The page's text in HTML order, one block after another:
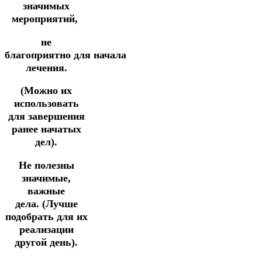
значимых
мероприятий,
не
благоприятно для начала
лечения.
(Можно их
использовать
для завершения
ранее начатых
дел).
Не полезны
значимые,
важные
дела. (Лучше
подобрать для их
реализации
другой день).